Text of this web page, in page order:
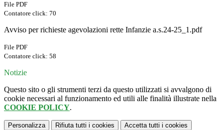
File PDF
Contatore click: 70
Avviso per richieste agevolazioni rette Infanzie a.s.24-25_1.pdf
File PDF
Contatore click: 58
Notizie
Questo sito o gli strumenti terzi da questo utilizzati si avvalgono di
cookie necessari al funzionamento ed utili alle finalità illustrate nella
COOKIE POLICY.
Personalizza Rifiuta tutti i cookies Accetta tutti i cookies